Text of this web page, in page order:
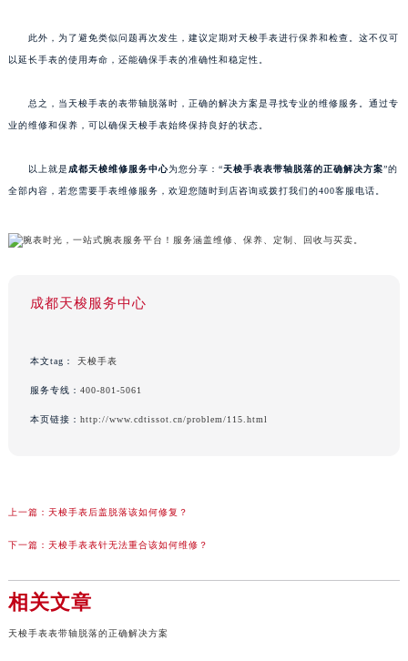
此外，为了避免类似问题再次发生，建议定期对天梭手表进行保养和检查。这不仅可
以延长手表的使用寿命，还能确保手表的准确性和稳定性。
总之，当天梭手表的表带轴脱落时，正确的解决方案是寻找专业的维修服务。通过专
业的维修和保养，可以确保天梭手表始终保持良好的状态。
以上就是 成都天梭维修服务中心为您分享：“天梭手表表带轴脱落的正确解决方案”的
全部内容，若您需要手表维修服务，欢迎您随时到店咨询或拨打我们的400客服电话。
成都天梭服务中心
本文tag： 天梭手表
服务专线： 400-801-5061
本页链接： http://www.cdtissot.cn/problem/115.html
上一篇： 天梭手表后盖脱落该如何修复？
下一篇： 天梭手表表针无法重合该如何维修？
相关文章
天梭手表表带轴脱落的正确解决方案